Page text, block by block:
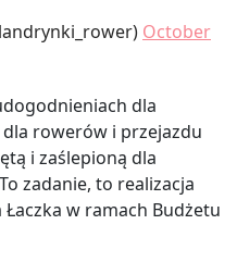
October
dla
rowerów i przejazdu
i zaślepioną dla
zadanie, to realizacja
w ramach Budżetu